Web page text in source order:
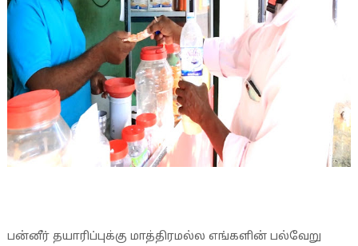
பன்னீர் தயாரிப்புக்கு மாத்திரமல்ல எங்களின் பல்வேறு